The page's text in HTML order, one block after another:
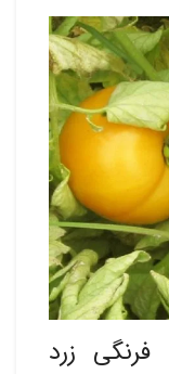
زرد